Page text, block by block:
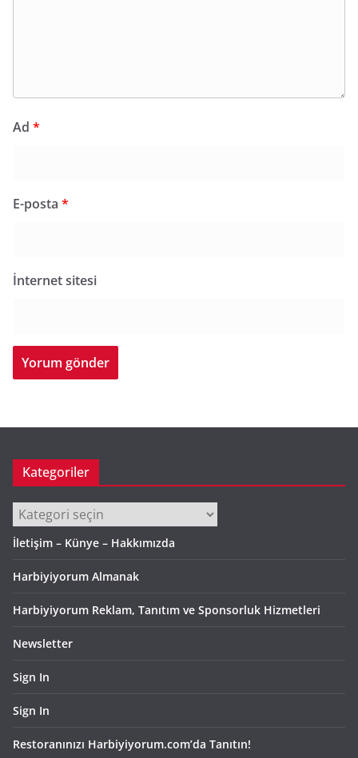
Ad *
E-posta *
İnternet sitesi
Kategoriler
Kategoriler
İletişim – Künye – Hakkımızda
Harbiyiyorum Almanak
Harbiyiyorum Reklam, Tanıtım ve Sponsorluk Hizmetleri
Newsletter
Sign In
Sign In
Restoranınızı Harbiyiyorum.com’da Tanıtın!